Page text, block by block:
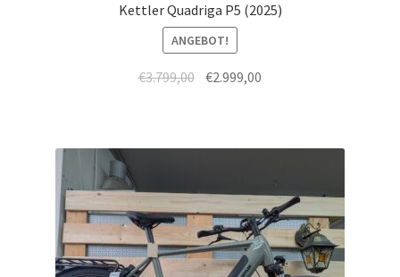
Kettler Quadriga P5 (2025)
ANGEBOT!
€3.799,00 €2.999,00